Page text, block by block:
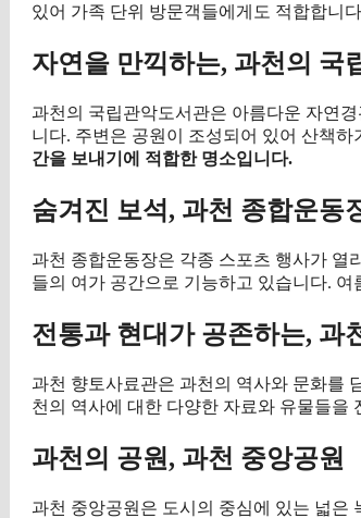
있어 가족 단위 방문객들에게도 적합합니
자연을 만끽하는, 과천의 국
과천의 국립관악도서관은 아름다운 자연
니다. 주변은 공원이 조성되어 있어 산책
간을 보내기에 적합한 명소입니다.
숨겨진 보석, 과천 종합운동
과천 종합운동장은 각종 스포츠 행사가 열
들의 여가 공간으로 기능하고 있습니다.
전통과 현대가 공존하는, 과
과천 향토사료관은 과천의 역사와 문화를
천의 역사에 대한 다양한 자료와 유물들을
과천의 공원, 과천 중앙공원
과천 중앙공원은 도시의 중심에 있는 넓은